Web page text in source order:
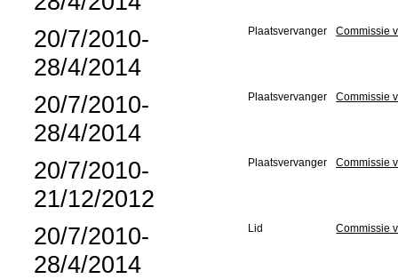
20/7/2010-
28/4/2014
Plaatsvervanger Commissie
20/7/2010-
28/4/2014
Plaatsvervanger Commissie
20/7/2010-
21/12/2012
Plaatsvervanger Commissie
20/7/2010-
28/4/2014
Lid Commissie